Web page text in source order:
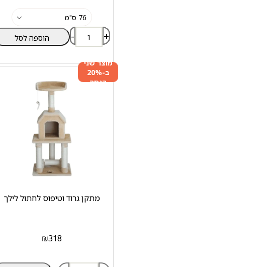
- + הוספה לסל
מוצר שני
ב-20%
הנחה
מתקן גרוד וטיפוס לחתול לילך
₪318